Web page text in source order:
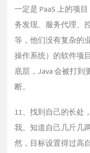
一定是 PaaS 上的项
务发现、服务代理、
等，他们没有复杂的
操作系统）的软件项
底层，Java 会被打到
断。
11、找到自己的长处
我。知道自己几斤几
然，目标设置得过高